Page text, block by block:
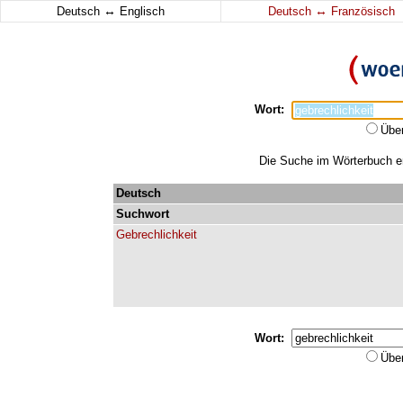
Deutsch ↔ Englisch Deutsch ↔ Französisch
Wort:
Die Suche im Wörterbuch
Deutsch
Suchwort
Gebrechlichkeit
Wort: